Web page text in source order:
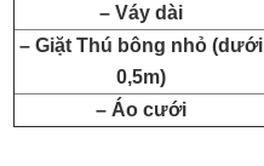
– Váy dài
– Giặt Thú bông nhỏ (dưới
0,5m)
– Áo cưới